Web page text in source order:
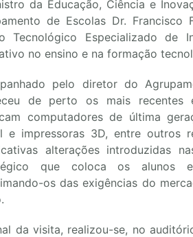
da Educação, Ciência e
de Escolas Dr. Francisco
Tecnológico Especializado de
no ensino e na formação
pelo diretor do
de perto os mais recentes
computadores de última
e impressoras 3D, entre outros
alterações introduzidas
que coloca os alunos
os das exigências do
da visita, realizou-se, no